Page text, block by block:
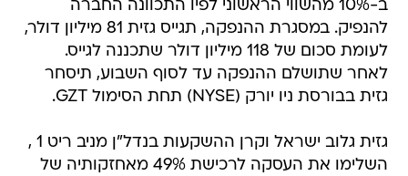
לעומת סכום של 118 מיליון דולר שתכננה לגייס.
לאחר שתושלם ההנפקה עד לסוף השבוע, תיסחר
גזית בבורסת ניו יורק (NYSE) תחת הסימול GZT.
גזית גלוב ישראל במרכז 6G ביקנעם. העסקה בוצעה
בשני שלבים: השלב הראשון בעסקה הושלם בינואר